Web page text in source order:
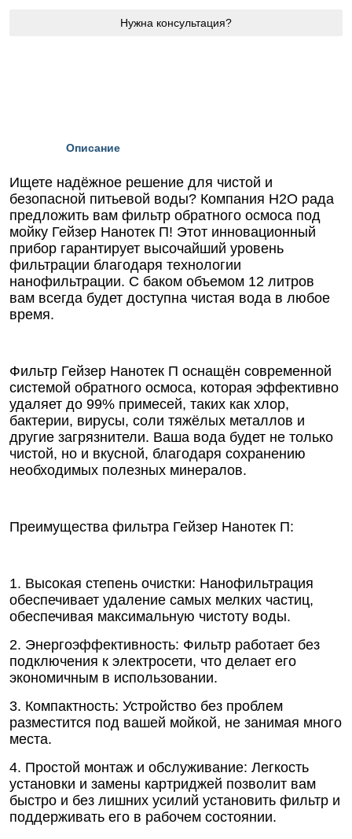
Нужна консультация?
Описание
Ищете надёжное решение для чистой и
безопасной питьевой воды? Компания Н2О рада
предложить вам фильтр обратного осмоса под
мойку Гейзер Нанотек П! Этот инновационный
прибор гарантирует высочайший уровень
фильтрации благодаря технологии
нанофильтрации. С баком объемом 12 литров
вам всегда будет доступна чистая вода в любое
время.
Фильтр Гейзер Нанотек П оснащён современной
системой обратного осмоса, которая эффективно
удаляет до 99% примесей, таких как хлор,
бактерии, вирусы, соли тяжёлых металлов и
другие загрязнители. Ваша вода будет не только
чистой, но и вкусной, благодаря сохранению
необходимых полезных минералов.
Преимущества фильтра Гейзер Нанотек П:
1. Высокая степень очистки: Нанофильтрация
обеспечивает удаление самых мелких частиц,
обеспечивая максимальную чистоту воды.
2. Энергоэффективность: Фильтр работает без
подключения к электросети, что делает его
экономичным в использовании.
3. Компактность: Устройство без проблем
разместится под вашей мойкой, не занимая много
места.
4. Простой монтаж и обслуживание: Легкость
установки и замены картриджей позволит вам
быстро и без лишних усилий установить фильтр и
поддерживать его в рабочем состоянии.